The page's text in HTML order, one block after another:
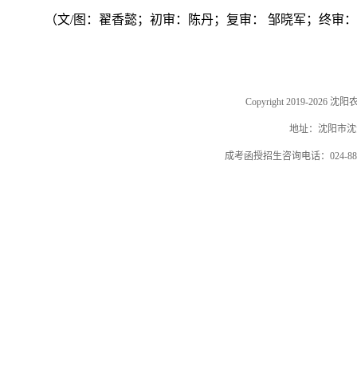
（文/图：翟香懿；初审：陈丹；复审： 邹晓军；终审
Copyright 2019-2026 沈
地址：沈阳市
成考函授招生咨询电话：024-